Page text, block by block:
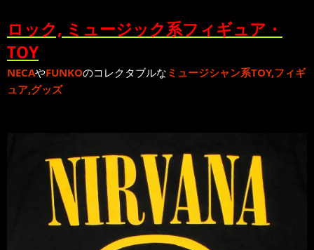
ロック, ミュージック系フィギュア・
TOY
NECAやFUNKOのコレクタブルな ミュージシャン系TOY,フィギ
ュア,グッズ